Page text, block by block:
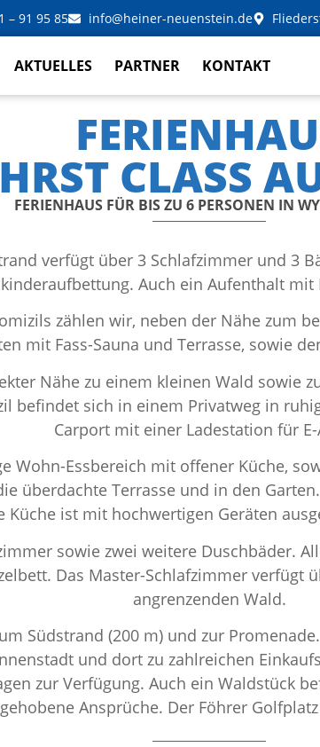
– 91 95 85 info@heiner-neuenstein.de
AKTUELLES PARTNER KONTAKT
CLASS
FERIENHAUS FÜR BIS ZU 6 PERSONEN IN
verfügt über 3 Schlafzimmer und 3
Auch ein Aufenthalt
zählen wir, neben der Nähe zum
mit Fass-Sauna und Terrasse, sowie
Nähe zu einem kleinen Wald sowie
befindet sich in einem Privatweg in
Carport mit einer Ladestation für
Wohn-Essbereich mit offener Küche,
überdachte Terrasse und in den
ist mit hochwertigen Geräten
sowie zwei weitere Duschbäder.
Das Master-Schlafzimmer
angrenzenden Wald.
Südstrand (200 m) und zur
und dort zu zahlreichen
zur Verfügung. Auch ein Waldstück
Ansprüche. Der Föhrer